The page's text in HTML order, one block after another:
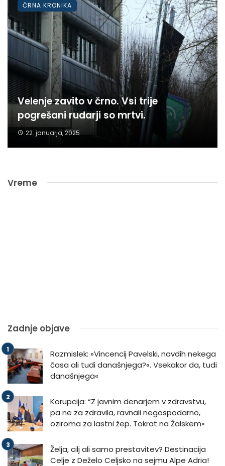
Velenje zavito v črno. Vsi trije
pogrešani rudarji so mrtvi.
22. januarja, 2025
ČRNA KRONIKA
Vreme
Zadnje objave
Razmislek: »Vincencij Pavelski, navdih nekega
časa ali tudi današnjega?«. Vsekakor da, tudi
današnjega«
Korupcija: “Z javnim denarjem v zdravstvu,
pa ne za zdravila, ravnali negospodarno,
oziroma za lastni žep. Tokrat na Žalskem«
Želja, cilj ali samo prestavitev? Destinacija
Celje z Deželo Celjsko na sejmu Alpe Adria!